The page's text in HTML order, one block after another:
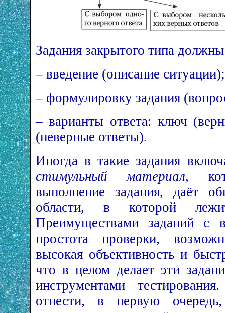
Задания закрытого типа
– введение (описание ситуации);
– формулировку задания
– варианты ответа: ключ
(неверные ответы).
Иногда в такие задания
стимульный материал,
выполнение задания, даёт
области, в которой
Преимуществами заданий с
простота проверки,
высокая объективность и
что в целом делает эти
инструментами
отнести, в первую очередь,